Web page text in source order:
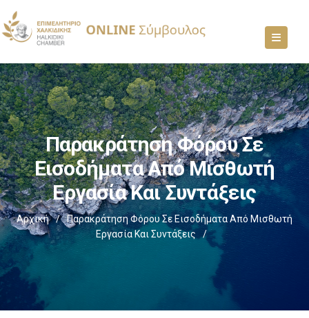
Παρακράτηση Φόρου Σε
Εισοδήματα Από Μισθωτή
Εργασία Και Συντάξεις
Αρχική /
Παρακράτηση Φόρου Σε Εισοδήματα Από Μισθωτή
Εργασία Και Συντάξεις
/